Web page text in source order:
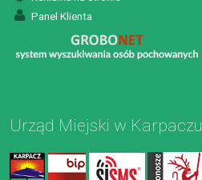
Panel Klienta
Urząd Miejski w Karpaczu